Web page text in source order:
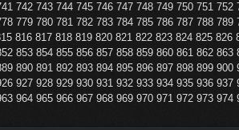
742 743 744 745 746 747 748 749 750 751 752
779 780 781 782 783 784 785 786 787 788 789
816 817 818 819 820 821 822 823 824 825 826
853 854 855 856 857 858 859 860 861 862 863
890 891 892 893 894 895 896 897 898 899 900
927 928 929 930 931 932 933 934 935 936 937
964 965 966 967 968 969 970 971 972 973 974